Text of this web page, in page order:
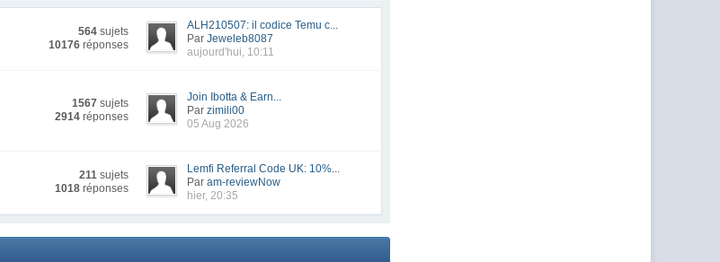
564 sujets
10176 réponses
ALH210507: il codice Temu c...
ParJeweleb8087
aujourd'hui, 10:11
1567 sujets
2914 réponses
Join Ibotta & Earn...
Parzimili00
05 Aug 2026
211 sujets
1018 réponses
Lemfi Referral Code UK: 10%...
Param-reviewNow
hier, 20:35